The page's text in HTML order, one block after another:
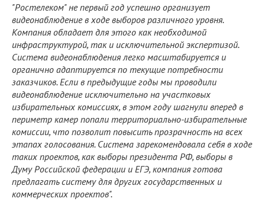
"Ростелеком" не первый год успешно организует
видеонаблюдение в ходе выборов различного уровня.
Компания обладает для этого как необходимой
инфраструктурой, так и исключительной экспертизой.
Система видеонаблюдения легко масштабируется и
органично адаптируется по текущие потребности
заказчиков. Если в предыдущие годы мы проводили
видеонаблюдение исключительно на участковых
избирательных комиссиях, в этом году шагнули вперед в
периметр камер попали территориально-избирательные
комиссии, что позволит повысить прозрачность на всех
этапах голосования. Система зарекомендовала себя в ходе
таких проектов, как выборы президента РФ, выборы в
Думу Российской федерации и ЕГЭ, компания готова
предлагать систему для других государственных и
коммерческих проектов".